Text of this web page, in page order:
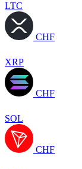
LTC
CHF
XRP
CHF
SOL
CHF